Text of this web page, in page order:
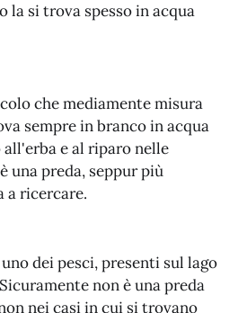
la si trova spesso in acqua
che mediamente misura
sempre in branco in acqua
all'erba e al riparo nelle
una preda, seppur più
a ricercare.
dei pesci, presenti sul lago
non è una preda
nei casi in cui si trovano